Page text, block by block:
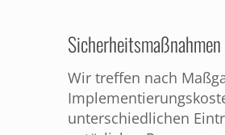
Sicherheitsmaßnahmen
Wir treffen nach
unterschiedlichen